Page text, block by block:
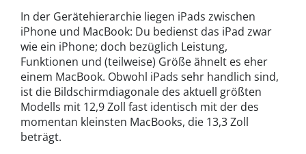
In der Gerätehierarchie liegen iPads zwischen
iPhone und MacBook: Du bedienst das iPad zwar
wie ein iPhone; doch bezüglich Leistung,
Funktionen und (teilweise) Größe ähnelt es eher
einem MacBook. Obwohl iPads sehr handlich sind,
ist die Bildschirmdiagonale des aktuell größten
Modells mit 12,9 Zoll fast identisch mit der des
momentan kleinsten MacBooks, die 13,3 Zoll
beträgt.